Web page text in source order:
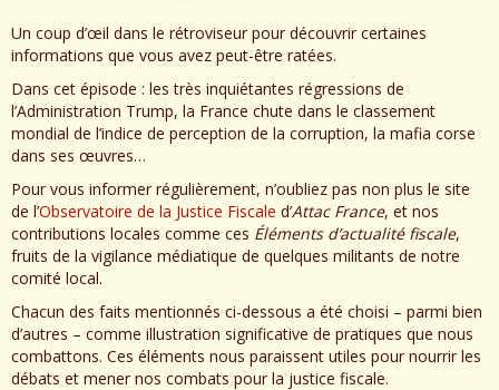
Un coup d’œil dans le rétroviseur pour découvrir certaines
informations que vous avez peut-être ratées.
Dans cet épisode : les très inquiétantes régressions de
l’Administration Trump, la France chute dans le classement
mondial de l’indice de perception de la corruption, la mafia corse
dans ses œuvres…
Pour vous informer régulièrement, n’oubliez pas non plus le site
de l’Observatoire de la Justice Fiscale d’Attac France, et nos
contributions locales comme ces Éléments d’actualité fiscale,
fruits de la vigilance médiatique de quelques militants de notre
comité local.
Chacun des faits mentionnés ci-dessous a été choisi – parmi bien
d’autres – comme illustration significative de pratiques que nous
combattons. Ces éléments nous paraissent utiles pour nourrir les
débats et mener nos combats pour la justice fiscale.